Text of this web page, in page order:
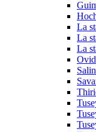
La
La
La